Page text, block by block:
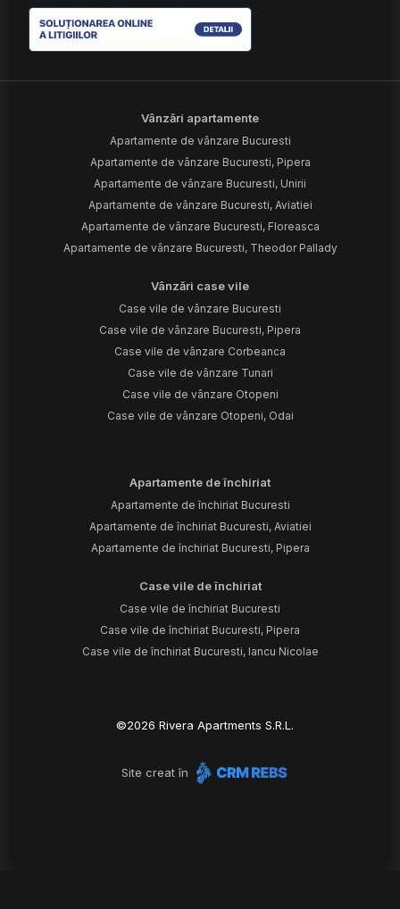
Vânzări apartamente
Apartamente de vânzare Bucuresti
Apartamente de vânzare Bucuresti, Pipera
Apartamente de vânzare Bucuresti, Unirii
Apartamente de vânzare Bucuresti, Aviatiei
Apartamente de vânzare Bucuresti, Floreasca
Apartamente de vânzare Bucuresti, Theodor Pallady
Vânzări case vile
Case vile de vânzare Bucuresti
Case vile de vânzare Bucuresti, Pipera
Case vile de vânzare Corbeanca
Case vile de vânzare Tunari
Case vile de vânzare Otopeni
Case vile de vânzare Otopeni, Odai
Apartamente de închiriat
Apartamente de închiriat Bucuresti
Apartamente de închiriat Bucuresti, Aviatiei
Apartamente de închiriat Bucuresti, Pipera
Case vile de închiriat
Case vile de închiriat Bucuresti
Case vile de închiriat Bucuresti, Pipera
Case vile de închiriat Bucuresti, Iancu Nicolae
©2026 Rivera Apartments S.R.L.
Site creat în